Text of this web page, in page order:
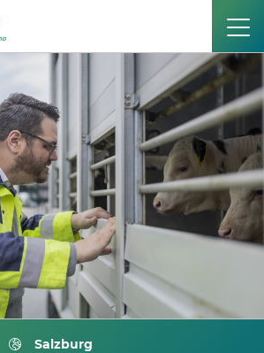
Salzburg